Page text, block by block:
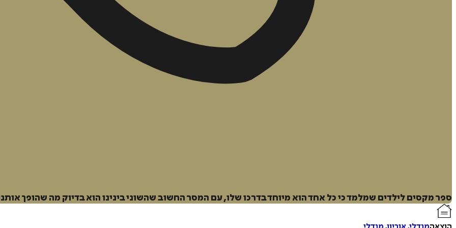
ספר מקסים לילדים שמלמד כי כל אחד הוא מיוחד בדרכו שלו, עם המסר החשוב שהשוני בינינו הוא בדיוק מה שהופך